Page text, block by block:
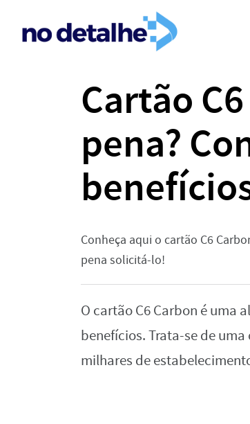
Cartão
pena?
Conheça aqui o cartão C6
pena solicitá-lo!
O cartão C6 Carbon é uma
benefícios. Trata-se de
milhares de